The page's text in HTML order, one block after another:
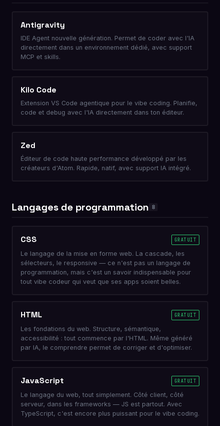
Antigravity
IDE Agent nouvelle génération. Permet de coder avec l'IA
directement dans un environnement dédié, avec support
MCP et skills.
Kilo Code
Extension VS Code agentique pour le vibe coding. Planifie,
code et debug avec l'IA directement dans ton éditeur.
Zed
Éditeur de code haute performance développé par les
créateurs d'Atom. Rapide, natif, avec support IA intégré.
Langages de programmation 8
CSS GRATUIT
Le langage de la mise en forme web. La cascade, les
sélecteurs, le responsive — ce n'est pas un langage de
programmation, mais c'est un savoir indispensable pour
tout vibe codeur qui veut que ses apps soient belles.
HTML GRATUIT
Les fondations du web. Structure, sémantique,
accessibilité : tout commence par l'HTML. Même généré
par IA, le comprendre permet de corriger et d'optimiser.
JavaScript GRATUIT
Le langage du web, tout simplement. Côté client, côté
serveur, dans les frameworks — JS est partout. Avec
TypeScript, c'est encore plus puissant pour le vibe coding.